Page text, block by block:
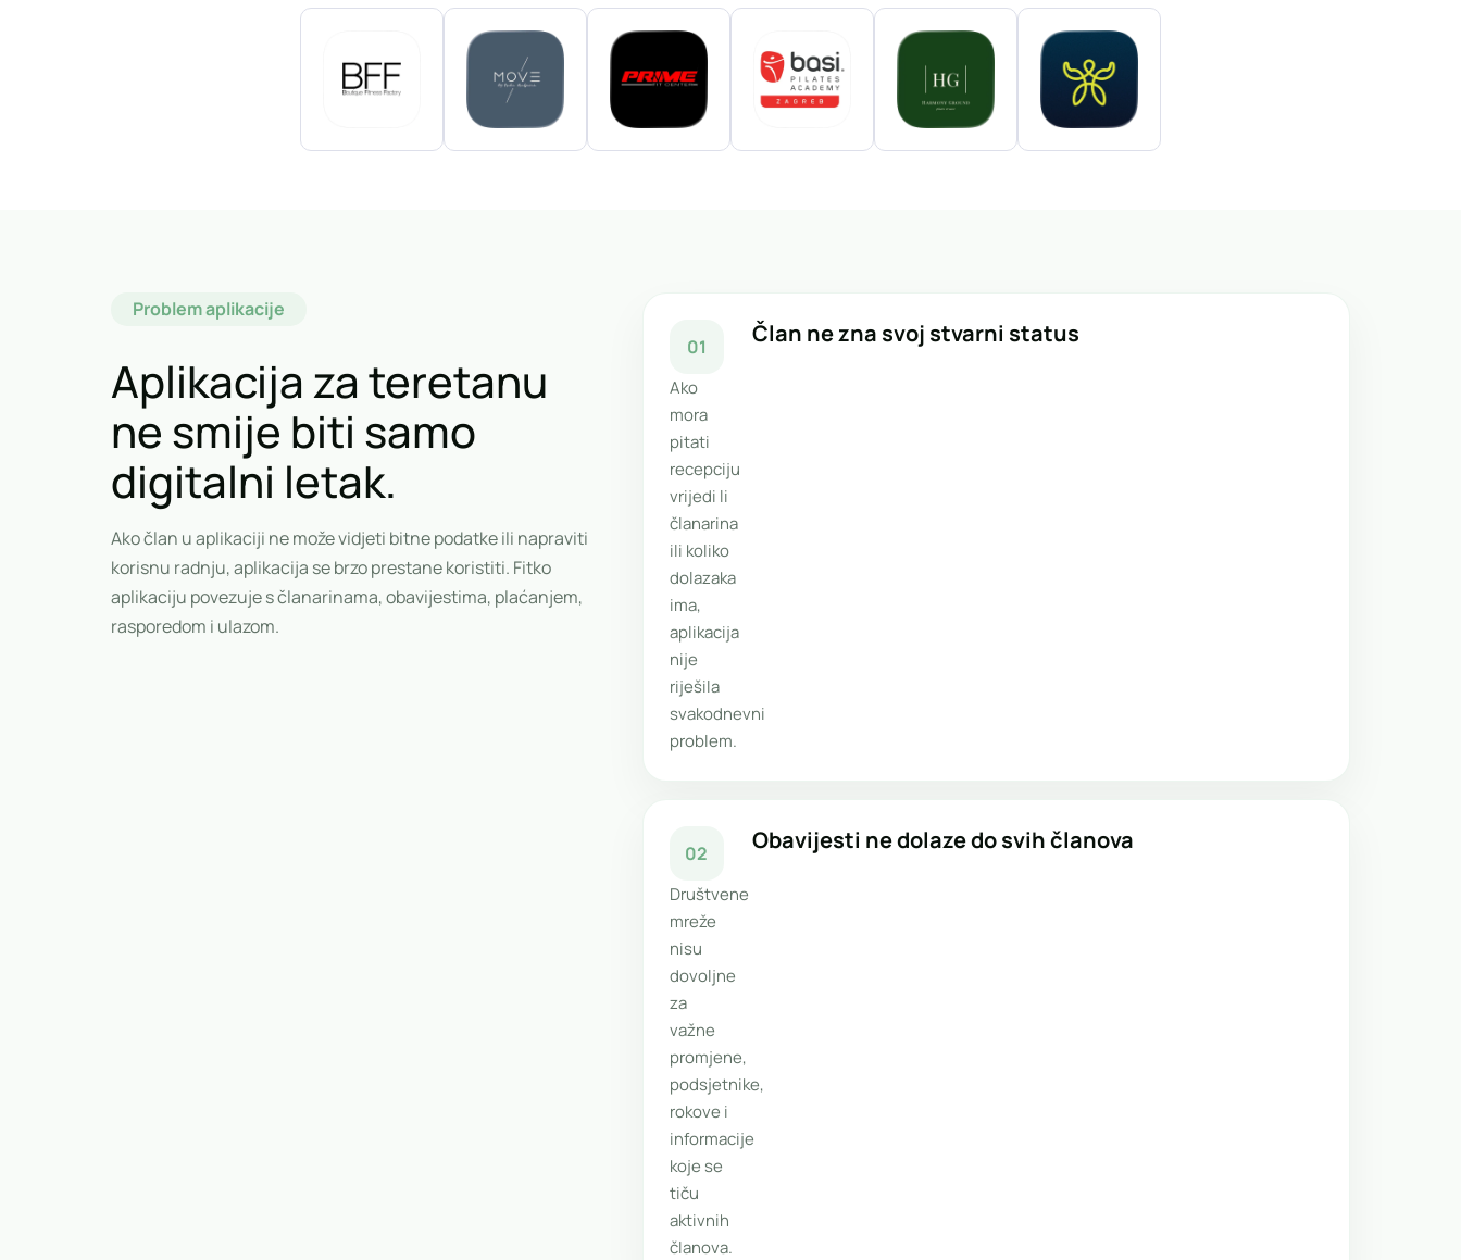
Problem aplikacije
Aplikacija za teretanu
ne smije biti samo
digitalni letak.
Ako član u aplikaciji ne može vidjeti bitne podatke ili napraviti
korisnu radnju, aplikacija se brzo prestane koristiti. Fitko
aplikaciju povezuje s članarinama, obavijestima, plaćanjem,
rasporedom i ulazom.
01 Član ne zna svoj stvarni status
Ako
mora
pitati
recepciju
vrijedi li
članarina
ili koliko
dolazaka
ima,
aplikacija
nije
riješila
svakodnevni
problem.
02 Obavijesti ne dolaze do svih članova
Društvene
mreže
nisu
dovoljne
za
važne
promjene,
podsjetnike,
rokove i
informacije
koje se
tiču
aktivnih
članova.